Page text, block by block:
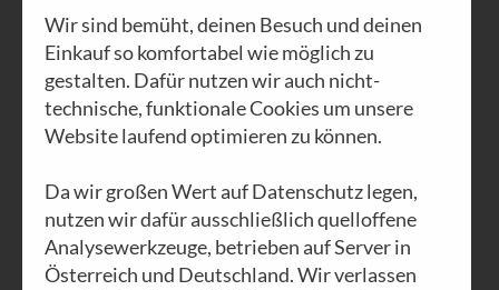
Sehnsucht
PDF DOWNLOAD
Wir sind bemüht, deinen Besuch und deinen
Einkauf so komfortabel wie möglich zu
gestalten. Dafür nutzen wir auch nicht-
technische, funktionale Cookies um unsere
Website laufend optimieren zu können.
Da wir großen Wert auf Datenschutz legen,
nutzen wir dafür ausschließlich quelloffene
Analysewerkzeuge, betrieben auf Server in
Österreich und Deutschland. Wir verlassen